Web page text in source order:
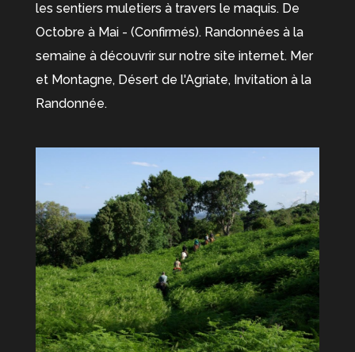
les sentiers muletiers à travers le maquis. De
Octobre à Mai - (Confirmés). Randonnées à la
semaine à découvrir sur notre site internet. Mer
et Montagne, Désert de l'Agriate, Invitation à la
Randonnée.